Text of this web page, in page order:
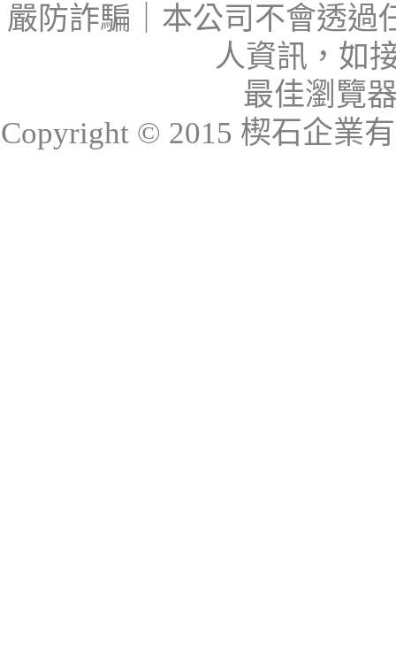
嚴防詐騙｜本公司不會透過
人資訊，如
最佳瀏覽
Copyright © 2015 楔石企業